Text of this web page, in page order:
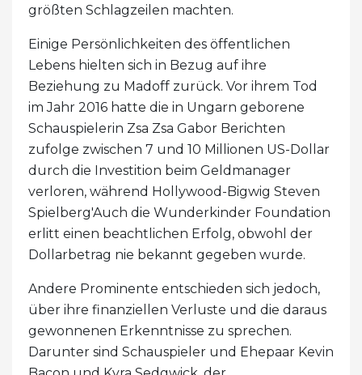
größten Schlagzeilen machten.
Einige Persönlichkeiten des öffentlichen
Lebens hielten sich in Bezug auf ihre
Beziehung zu Madoff zurück. Vor ihrem Tod
im Jahr 2016 hatte die in Ungarn geborene
Schauspielerin Zsa Zsa Gabor Berichten
zufolge zwischen 7 und 10 Millionen US-Dollar
durch die Investition beim Geldmanager
verloren, während Hollywood-Bigwig Steven
Spielberg'Auch die Wunderkinder Foundation
erlitt einen beachtlichen Erfolg, obwohl der
Dollarbetrag nie bekannt gegeben wurde.
Andere Prominente entschieden sich jedoch,
über ihre finanziellen Verluste und die daraus
gewonnenen Erkenntnisse zu sprechen.
Darunter sind Schauspieler und Ehepaar Kevin